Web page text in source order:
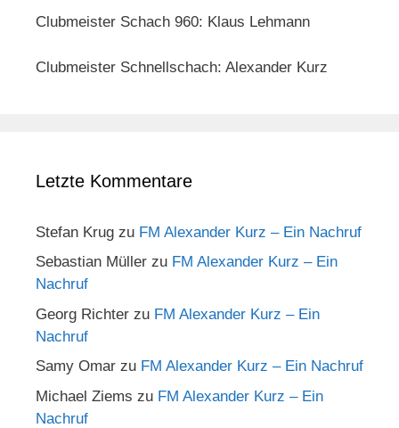
Clubmeister Schach 960: Klaus Lehmann
Clubmeister Schnellschach: Alexander Kurz
Letzte Kommentare
Stefan Krug zu FM Alexander Kurz – Ein Nachruf
Sebastian Müller zu FM Alexander Kurz – Ein
Nachruf
Georg Richter zu FM Alexander Kurz – Ein
Nachruf
Samy Omar zu FM Alexander Kurz – Ein Nachruf
Michael Ziems zu FM Alexander Kurz – Ein
Nachruf